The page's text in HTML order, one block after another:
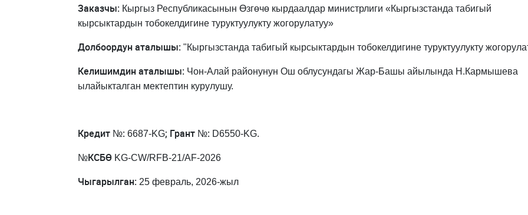
Заказчы: Кыргыз Республикасынын Өзгөчө кырдаалдар министрлиги «Кыргызстанда табигый
кырсыктардын тобокелдигине туруктуулукту жогорулатуу»
Долбоордунаталышы: "Кыргызстанда табигый кырсыктардын тобокелдигине туруктуулукту
Келишимдинаталышы: Чон-Алай районунун Ош облусундагы Жар-Башы айылында Н.Кармышева
ылайыкталган мектептин курулушу.
Кредит №: 6687-KG; Грант №: D6550-KG.
№КСБӨ KG-CW/RFB-21/AF-2026
Чыгарылган: 25 февраль, 2026-жыл